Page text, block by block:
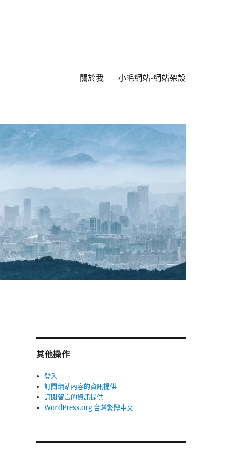
關於我 小毛網站-網站架設
其他操作
登入
訂閱網站內容的資訊提供
訂閱留言的資訊提供
WordPress.org 台灣繁體中文